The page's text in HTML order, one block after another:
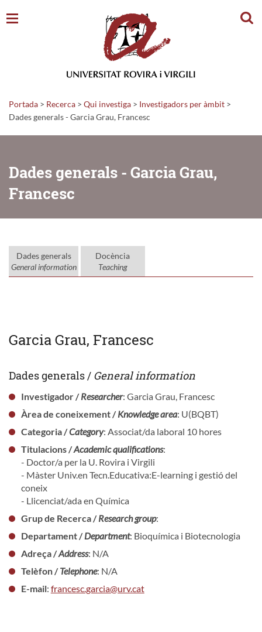
Portada > Recerca > Qui investiga > Investigadors per àmbit >
Dades generals - Garcia Grau, Francesc
Dades generals - Garcia Grau,
Francesc
Dades generals
General information
Docència
Teaching
Garcia Grau, Francesc
Dades generals / General information
Investigador /Researcher: Garcia Grau, Francesc
Àrea de coneixement /Knowledge area: U(BQBT)
Categoria /Category: Associat/da laboral 10 hores
Titulacions /Academic qualifications:
- Doctor/a per la U. Rovira i Virgili
- Màster Univ.en Tecn.Educativa:E-learning i gestió del
coneix
- Llicenciat/ada en Química
Grup de Recerca /Research group:
Departament /Department: Bioquímica i Biotecnologia
Adreça /Address: N/A
Telèfon /Telephone: N/A
E-mail: francesc.garcia@urv.cat